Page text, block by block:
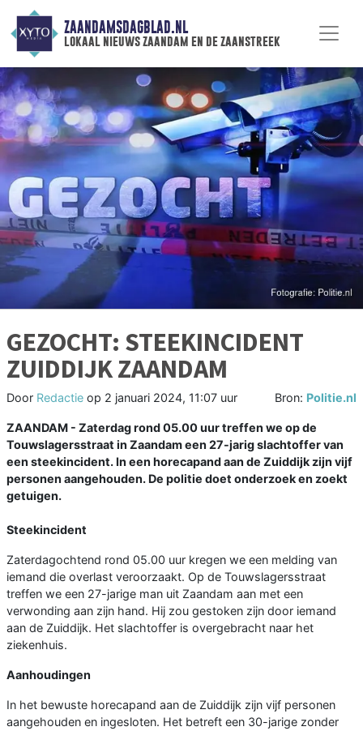
ZAANDAMSDAGBLAD.NL
lokaal nieuws zaandam en de zaanstreek
GEZOCHT: STEEKINCIDENT
ZUIDDIJK ZAANDAM
Door Redactie op 2 januari 2024, 11:07 uur Bron: Politie.nl
ZAANDAM - Zaterdag rond 05.00 uur treffen we op de
Touwslagersstraat in Zaandam een 27-jarig slachtoffer van
een steekincident. In een horecapand aan de Zuiddijk zijn vijf
personen aangehouden. De politie doet onderzoek en zoekt
getuigen.
Steekincident
Zaterdagochtend rond 05.00 uur kregen we een melding van
iemand die overlast veroorzaakt. Op de Touwslagersstraat
treffen we een 27-jarige man uit Zaandam aan met een
verwonding aan zijn hand. Hij zou gestoken zijn door iemand
aan de Zuiddijk. Het slachtoffer is overgebracht naar het
ziekenhuis.
Aanhoudingen
In het bewuste horecapand aan de Zuiddijk zijn vijf personen
aangehouden en ingesloten. Het betreft een 30-jarige zonder